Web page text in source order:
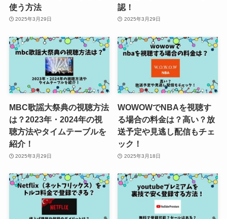
使う方法
2025年3月29日
認！
2025年3月29日
MBC歌謡大祭典の視聴方法
は？2023年・2024年の視
聴方法やタイムテーブルを
紹介！
2025年3月29日
WOWOWでNBAを視聴す
る場合の料金は？高い？放
送予定や見逃し配信もチェ
ック！
2025年3月18日